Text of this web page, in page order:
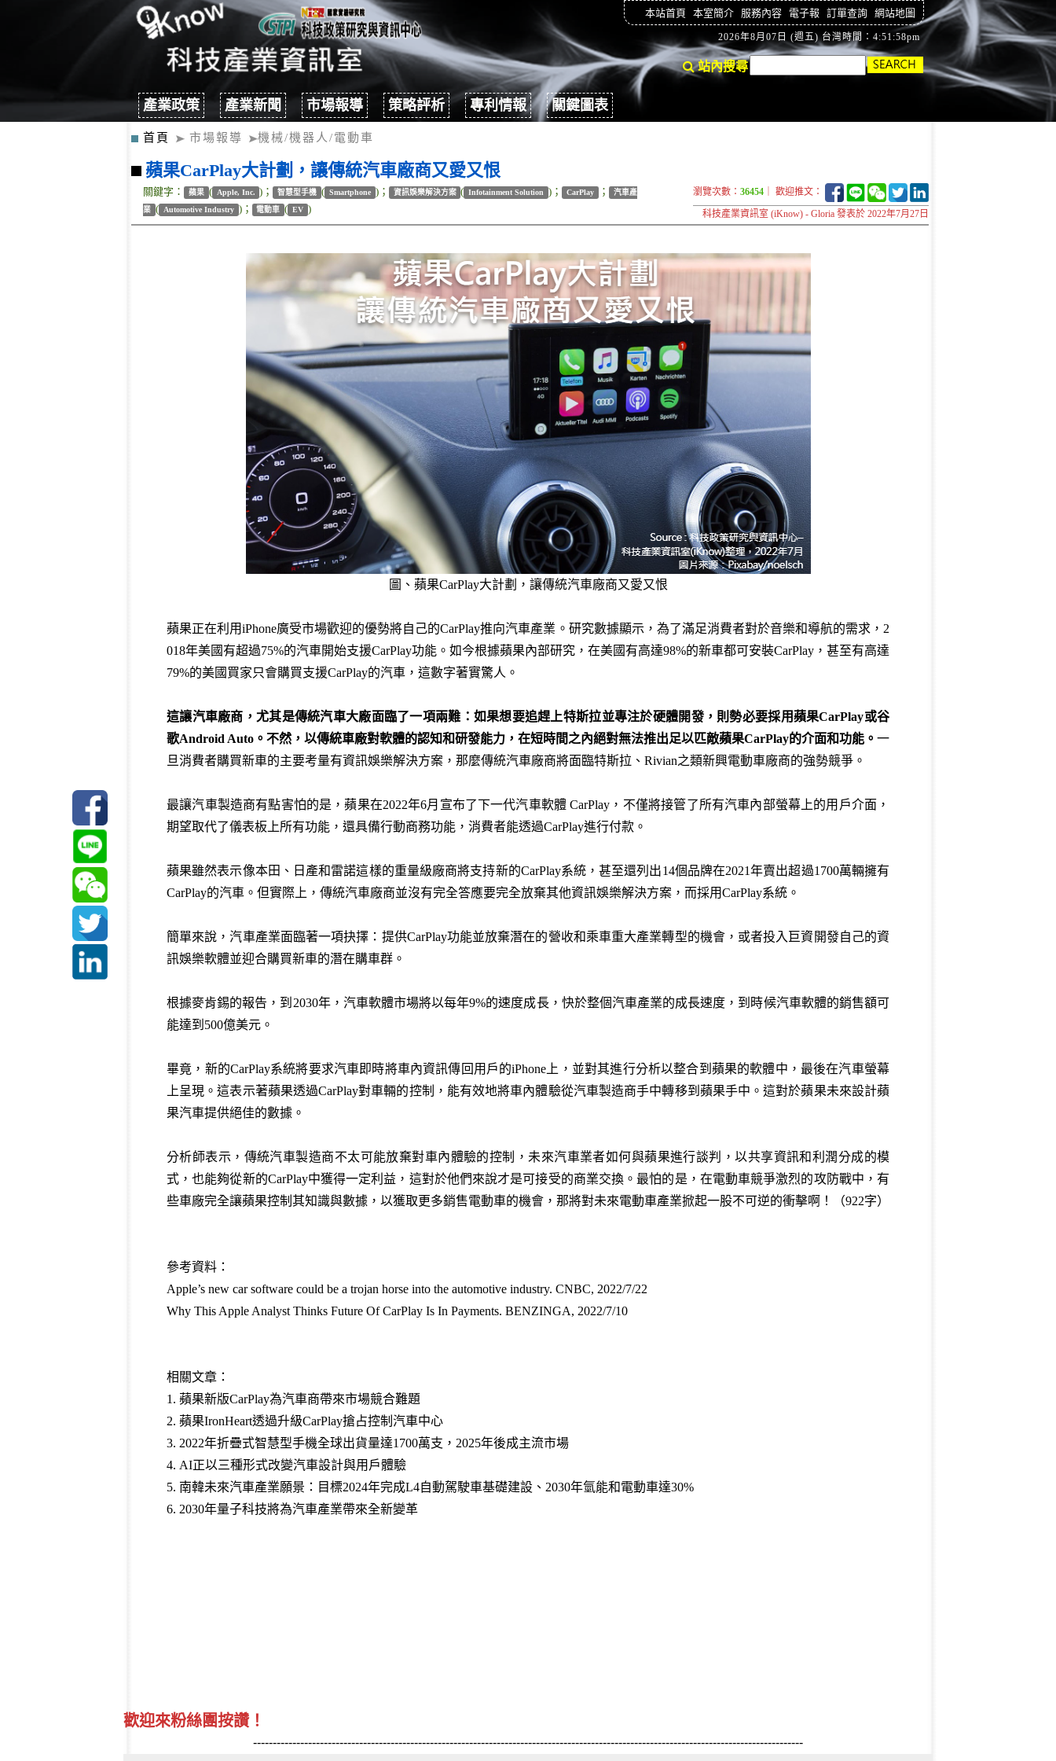
本站首頁 本室簡介 服務內容 電子報 訂單查詢 網站地圖
2026年8月07日 (週五) 台灣時間：4:51:59pm
站內搜尋
產業政策 產業新聞 市場報導 策略評析 專利情報 關鍵圖表
首頁 市場報導 機械/機器人/電動車
蘋果CarPlay大計劃，讓傳統汽車廠商又愛又恨
關鍵字： 蘋果 ( Apple, Inc. )； 智慧型手機 ( Smartphone )； 資訊娛樂解決方案 ( Infotainment Solution )； CarPlay ；
汽車產
業 ( Automotive Industry )； 電動車 ( EV )
瀏覽次數： 36454 ｜ 歡迎推文：
科技產業資訊室 (iKnow) - Gloria 發表於 2022年7月27日
圖、蘋果CarPlay大計劃，讓傳統汽車廠商又愛又恨
蘋果正在利用iPhone廣受市場歡迎的優勢將自己的CarPlay推向汽車產業。研究數據顯示，為了滿足消費者對於音樂和導航的需求，2
018年美國有超過75%的汽車開始支援CarPlay功能。如今根據蘋果內部研究，在美國有高達98%的新車都可安裝CarPlay，甚至有高達
79%的美國買家只會購買支援CarPlay的汽車，這數字著實驚人。
這讓汽車廠商，尤其是傳統汽車大廠面臨了一項兩難：如果想要追趕上特斯拉並專注於硬體開發，則勢必要採用蘋果CarPlay或谷
歌Android Auto 。不然，以傳統車廠對軟體的認知和研發能力，在短時間之內絕對無法推出足以匹敵蘋果CarPlay的介面和功能。 一
旦消費者購買新車的主要考量有資訊娛樂解決方案，那麼傳統汽車廠商將面臨特斯拉、Rivian之類新興電動車廠商的強勢競爭。
最讓汽車製造商有點害怕的是，蘋果在2022年6月宣布了下一代汽車軟體 CarPlay，不僅將接管了所有汽車內部螢幕上的用戶介面，
期望取代了儀表板上所有功能，還具備行動商務功能，消費者能透過CarPlay進行付款。
蘋果雖然表示像本田、日產和雷諾這樣的重量級廠商將支持新的CarPlay系統，甚至還列出14個品牌在2021年賣出超過1700萬輛擁有
CarPlay的汽車。但實際上，傳統汽車廠商並沒有完全答應要完全放棄其他資訊娛樂解決方案，而採用CarPlay系統。
簡單來說，汽車產業面臨著一項抉擇：提供CarPlay功能並放棄潛在的營收和乘車重大產業轉型的機會，或者投入巨資開發自己的資
訊娛樂軟體並迎合購買新車的潛在購車群。
根據麥肯錫的報告，到2030年，汽車軟體市場將以每年9%的速度成長，快於整個汽車產業的成長速度，到時候汽車軟體的銷售額可
能達到500億美元。
畢竟，新的CarPlay系統將要求汽車即時將車內資訊傳回用戶的iPhone上，並對其進行分析以整合到蘋果的軟體中，最後在汽車螢幕
上呈現。這表示著蘋果透過CarPlay對車輛的控制，能有效地將車內體驗從汽車製造商手中轉移到蘋果手中。這對於蘋果未來設計蘋
果汽車提供絕佳的數據。
分析師表示，傳統汽車製造商不太可能放棄對車內體驗的控制，未來汽車業者如何與蘋果進行談判，以共享資訊和利潤分成的模
式，也能夠從新的CarPlay中獲得一定利益，這對於他們來說才是可接受的商業交換。最怕的是，在電動車競爭激烈的攻防戰中，有
些車廠完全讓蘋果控制其知識與數據，以獲取更多銷售電動車的機會，那將對未來電動車產業掀起一股不可逆的衝擊啊！（922字）
參考資料：
Apple’s new car software could be a trojan horse into the automotive industry. CNBC, 2022/7/22
Why This Apple Analyst Thinks Future Of CarPlay Is In Payments. BENZINGA, 2022/7/10
相關文章：
1. 蘋果新版CarPlay為汽車商帶來市場競合難題
2. 蘋果IronHeart透過升級CarPlay搶占控制汽車中心
3. 2022年折疊式智慧型手機全球出貨量達1700萬支，2025年後成主流市場
4. AI正以三種形式改變汽車設計與用戶體驗
5. 南韓未來汽車產業願景：目標2024年完成L4自動駕駛車基礎建設、2030年氫能和電動車達30%
6. 2030年量子科技將為汽車產業帶來全新變革
歡迎來粉絲團按讚！
--------------------------------------------------------------------------------------------------------------------------------------------